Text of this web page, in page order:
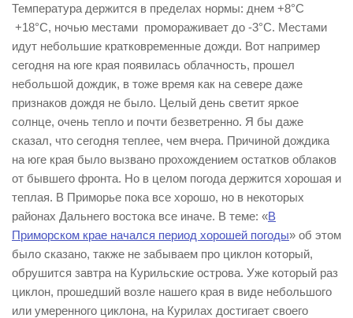
Температура держится в пределах нормы: днем +8°С
+18°С, ночью местами промораживает до -3°С. Местами
идут небольшие кратковременные дожди. Вот например
сегодня на юге края появилась облачность, прошел
небольшой дождик, в тоже время как на севере даже
признаков дождя не было. Целый день светит яркое
солнце, очень тепло и почти безветренно. Я бы даже
сказал, что сегодня теплее, чем вчера. Причиной дождика
на юге края было вызвано прохождением остатков облаков
от бывшего фронта. Но в целом погода держится хорошая и
теплая. В Приморье пока все хорошо, но в некоторых
районах Дальнего востока все иначе. В теме: «В
Приморском крае начался период хорошей погоды» об этом
было сказано, также не забываем про циклон который,
обрушится завтра на Курильские острова. Уже который раз
циклон, прошедший возле нашего края в виде небольшого
или умеренного циклона, на Курилах достигает своего